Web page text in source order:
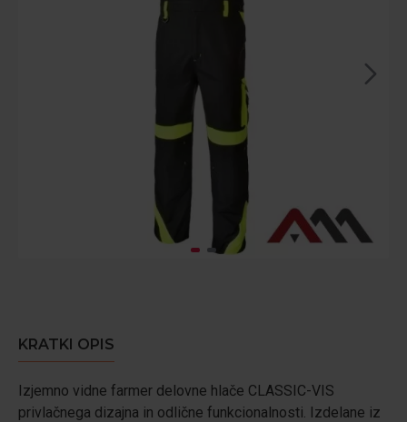
KRATKI OPIS
Izjemno vidne farmer delovne hlače CLASSIC-VIS
privlačnega dizajna in odlične funkcionalnosti. Izdelane iz